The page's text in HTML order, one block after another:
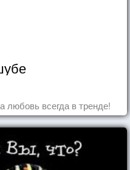
всегда в тренде!